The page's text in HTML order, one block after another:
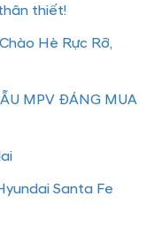
thiết!
Hè Rực Rỡ,
MPV ĐÁNG MUA
Santa Fe